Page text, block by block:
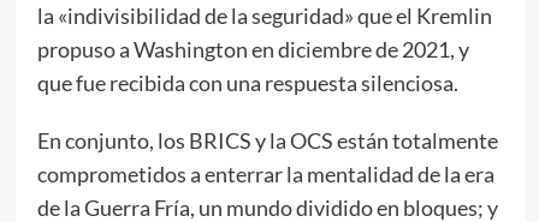
la «indivisibilidad de la seguridad» que el Kremlin
propuso a Washington en diciembre de 2021, y
que fue recibida con una respuesta silenciosa.
En conjunto, los BRICS y la OCS están totalmente
comprometidos a enterrar la mentalidad de la era
de la Guerra Fría, un mundo dividido en bloques; y